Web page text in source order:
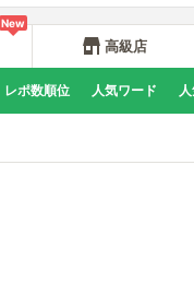
New
高級店
レポ数順位 人気ワード